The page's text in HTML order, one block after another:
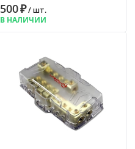
500₽/ шт.
В НАЛИЧИИ